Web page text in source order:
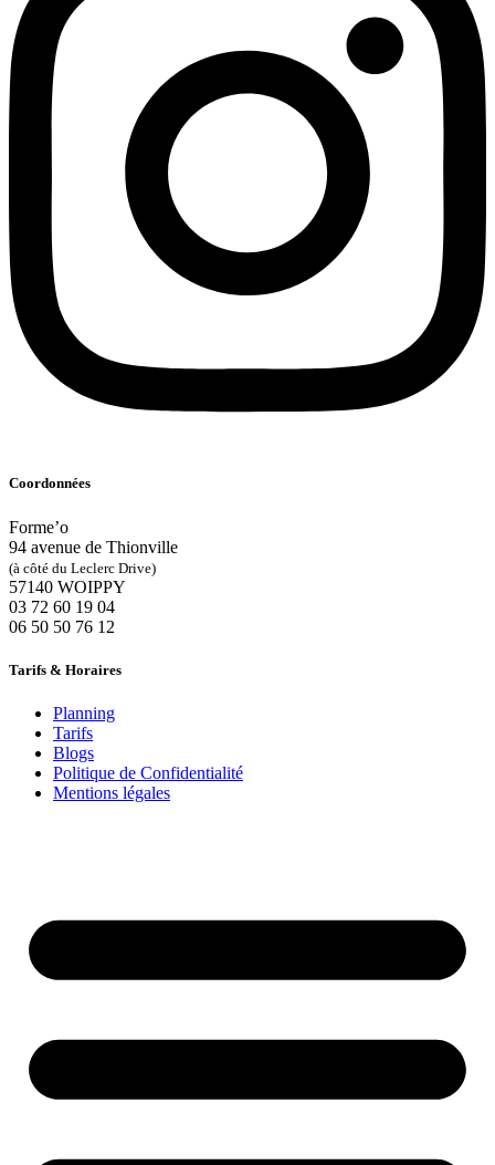
Coordonnées
Forme’o
94 avenue de Thionville
(à côté du Leclerc Drive)
57140 WOIPPY
‭03 72 60 19 04‬
06 50 50 76 12
Tarifs & Horaires
Planning
Tarifs
Blogs
Politique de Confidentialité
Mentions légales